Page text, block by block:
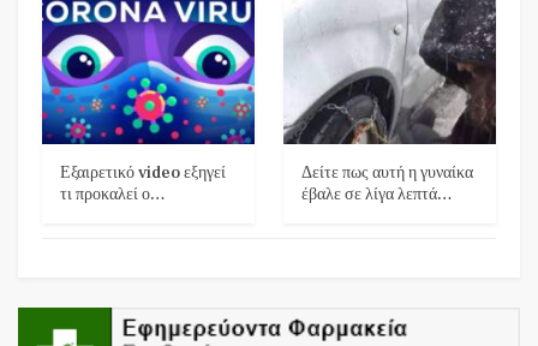
Εξαιρετικό video εξηγεί
τι προκαλεί ο…
Δείτε πως αυτή η γυναίκα
έβαλε σε λίγα λεπτά…